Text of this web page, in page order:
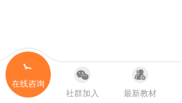
在线咨询
社群加入
最新教材